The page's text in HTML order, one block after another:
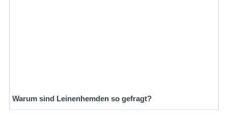
Warum sind Leinenhemden so gefragt?